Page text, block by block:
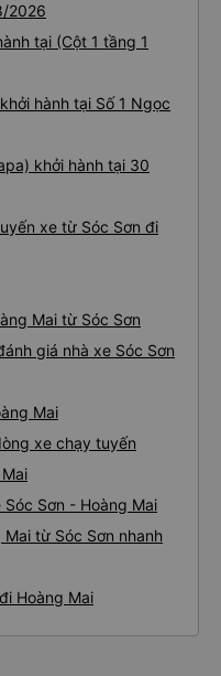
2026
tại (Cột 1 tầng 1
hành tại Số 1 Ngọc
khởi hành tại 30
xe từ Sóc Sơn đi
Mai từ Sóc Sơn
giá nhà xe Sóc Sơn
Mai
xe chạy tuyến
Sơn - Hoàng Mai
từ Sóc Sơn nhanh
Hoàng Mai